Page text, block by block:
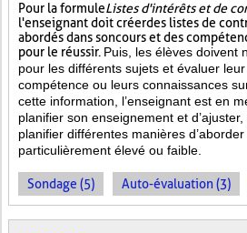
Pour la formuleListes d'intérêts et de
l'enseignant doit créer des listes de
abordés dans son cours et des
pour le réussir. Puis, les élèves doivent
pour les différents sujets et évaluer
compétence ou leurs connaissances
cette information, l’enseignant est en
planifier son enseignement et
planifier différentes manières
particulièrement élevé ou faible.
Sondage (5) Auto-évaluation (3)